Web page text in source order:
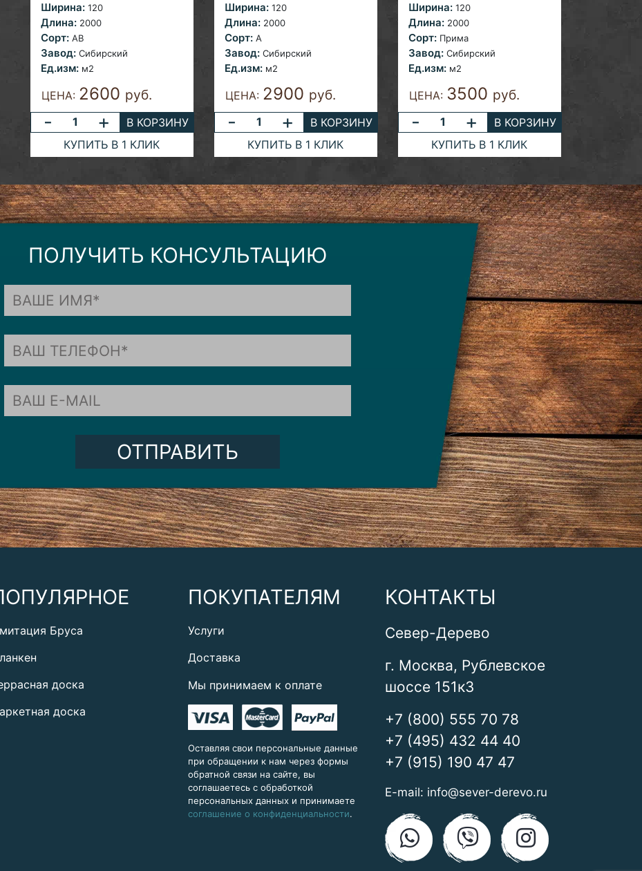
Ширина: 120
Длина: 2000
Сорт: AB
Завод: Сибирский
Ед.изм: м2
ЦЕНА: 2600 руб.
- +
В КОРЗИНУ
КУПИТЬ В 1 КЛИК
Ширина: 120
Длина: 2000
Сорт: A
Завод: Сибирский
Ед.изм: м2
ЦЕНА: 2900 руб.
- +
В КОРЗИНУ
КУПИТЬ В 1 КЛИК
Ширина: 120
Длина: 2000
Сорт: Прима
Завод: Сибирский
Ед.изм: м2
ЦЕНА: 3500 руб.
- +
В КОРЗИНУ
КУПИТЬ В 1 КЛИК
ПОЛУЧИТЬ КОНСУЛЬТАЦИЮ
ОТПРАВИТЬ
Бруса
доска
доска
ПОКУПАТЕЛЯМ
Услуги
Доставка
Мы принимаем к оплате
Оставляя свои персональные данные
при обращении к нам через формы
обратной связи на сайте, вы
соглашаетесь с обработкой
персональных данных и принимаете
соглашение о конфиденциальности.
КОНТАКТЫ
Север-Дерево
г. Москва, Рублевское
шоссе 151к3
+7 (800) 555 70 78
+7 (495) 432 44 40
+7 (915) 190 47 47
E-mail: info@sever-derevo.ru